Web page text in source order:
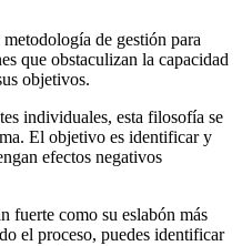
de gestión para
que obstaculizan la capacidad
objetivos.
individuales, esta filosofía se
El objetivo es identificar y
efectos negativos
fuerte como su eslabón más
el proceso, puedes identificar